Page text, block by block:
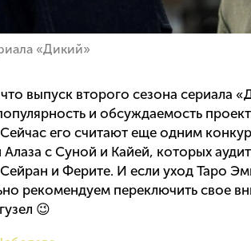
«Дикий»
выпуск второго сезона сериала
и обсуждаемость
его считают еще одним
с Суной и Кайей, которых
и Ферите. И если уход Таро
рекомендуем переключить свое
😉